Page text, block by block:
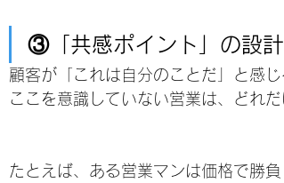
③「共感ポイント」の設
顧客が「これは自分のことだ」と感じ
ここを意識していない営業は、どれ
たとえば、ある営業マンは価格で勝